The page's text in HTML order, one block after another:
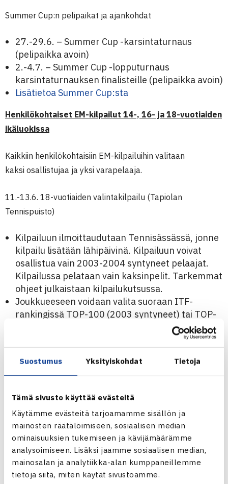
Suostumus Yksityiskohdat Tietoja
Tämä sivusto käyttää evästeitä
Käytämme evästeitä tarjoamamme sisällön ja
mainosten räätälöimiseen, sosiaalisen median
ominaisuuksien tukemiseen ja kävijämäärämme
analysoimiseen. Lisäksi jaamme sosiaalisen median,
mainosalan ja analytiikka-alan kumppaneillemme
tietoja siitä, miten käytät sivustoamme.
Summer Cup:n pelipaikat ja ajankohdat
27.-29.6. – Summer Cup -karsintaturnaus
(pelipaikka avoin)
2.-4.7. – Summer Cup -lopputurnaus
karsintaturnauksen finalisteille (pelipaikka avoin)
Lisätietoa Summer Cup:sta
Henkilökohtaiset EM-kilpailut 14-, 16- ja 18-vuotiaiden
ikäluokissa
Kaikkiin henkilökohtaisiin EM-kilpailuihin valitaan
kaksi osallistujaa ja yksi varapelaaja.
11.-13.6. 18-vuotiaiden valintakilpailu (Tapiolan
Tennispuisto)
Kilpailuun ilmoittaudutaan Tennisässässä, jonne
kilpailu lisätään lähipäivinä. Kilpailuun voivat
osallistua vain 2003-2004 syntyneet pelaajat.
Kilpailussa pelataan vain kaksinpelit. Tarkemmat
ohjeet julkaistaan kilpailukutsussa.
Joukkueeseen voidaan valita suoraan ITF-
rankingissä TOP-100 (2003 syntyneet) tai TOP-
120 (2004 syntyneet) sijalla oleva pelaaja tai
pelaajia siten, että karsintaturnauksessa
Tarvittaessa varapaikasta pelataan
pronssiottelu
kilpailukutsussa ja tiedotetaan ennen
ilmoittautumisajan päättymistä
14.-16.6. 16-vuotiaiden valintakilpailu, 3. Cinia JGP 10v,
12v, 14v, 16v (Hanko)
Kilpailuun